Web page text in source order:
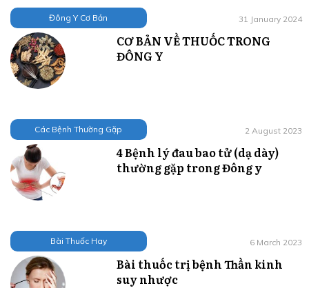
Đông Y Cơ Bản 31 January 2024
CƠ BẢN VỀ THUỐC TRONG
ĐÔNG Y
Các Bệnh Thường Gặp 2 August 2023
4 Bệnh lý đau bao tử (dạ dày)
thường gặp trong Đông y
Bài Thuốc Hay 6 March 2023
Bài thuốc trị bệnh Thần kinh
suy nhược